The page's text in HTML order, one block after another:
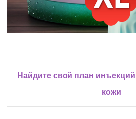
Найдите свой план
кожи